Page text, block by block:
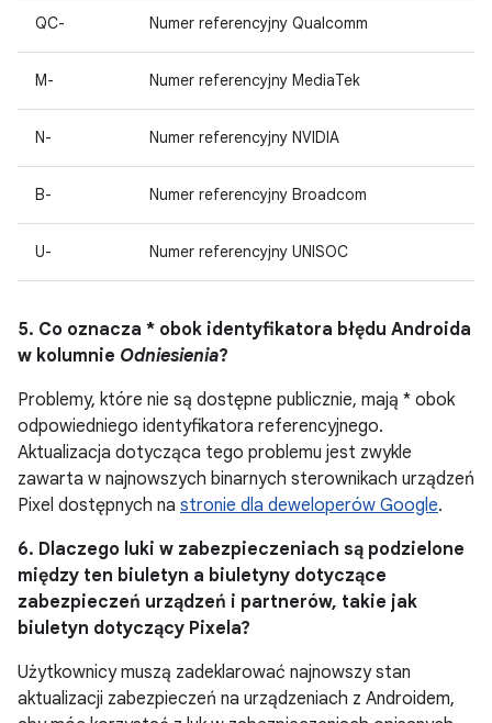
QC- Numer referencyjny Qualcomm
M- Numer referencyjny MediaTek
N- Numer referencyjny NVIDIA
B- Numer referencyjny Broadcom
U- Numer referencyjny UNISOC
5. Co oznacza * obok identyfikatora błędu Androida
w kolumnie Odniesienia?
Problemy, które nie są dostępne publicznie, mają * obok
odpowiedniego identyfikatora referencyjnego.
Aktualizacja dotycząca tego problemu jest zwykle
zawarta w najnowszych binarnych sterownikach urządzeń
Pixel dostępnych na stronie dla deweloperów Google.
6. Dlaczego luki w zabezpieczeniach są podzielone
między ten biuletyn a biuletyny dotyczące
zabezpieczeń urządzeń i partnerów, takie jak
biuletyn dotyczący Pixela?
Użytkownicy muszą zadeklarować najnowszy stan
aktualizacji zabezpieczeń na urządzeniach z Androidem,